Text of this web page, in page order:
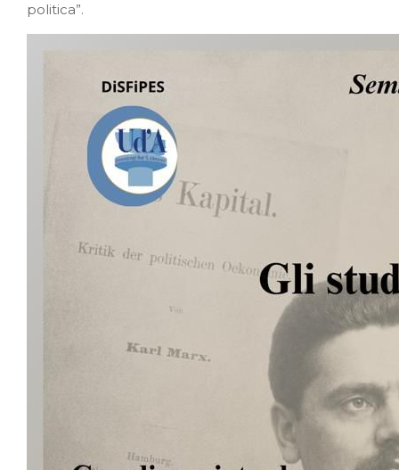
politica”.